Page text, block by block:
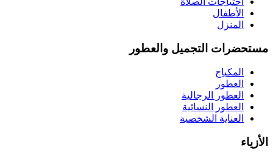
الأطفال
المنزل
مستحضرات التجميل والعطور
المكياج
العطور
العطور الرجالية
العطور النسائية
العناية الشخصية
الأزياء